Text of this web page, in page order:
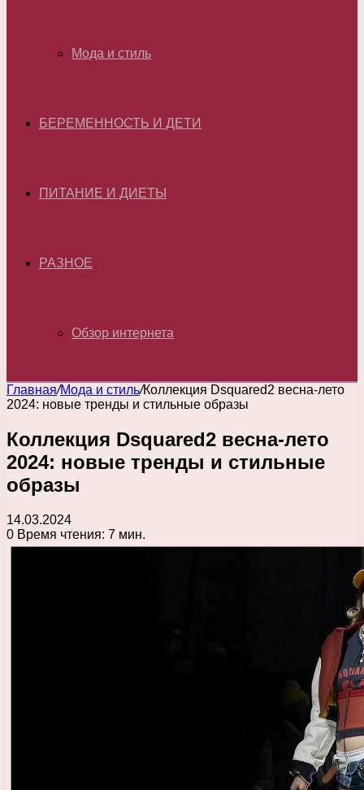
Мода и стиль
БЕРЕМЕННОСТЬ И ДЕТИ
ПИТАНИЕ И ДИЕТЫ
РАЗНОЕ
Обзор интернета
Главная/Мода и стиль/Коллекция Dsquared2 весна-лето
2024: новые тренды и стильные образы
Коллекция Dsquared2 весна-лето
2024: новые тренды и стильные
образы
14.03.2024
0 Время чтения: 7 мин.